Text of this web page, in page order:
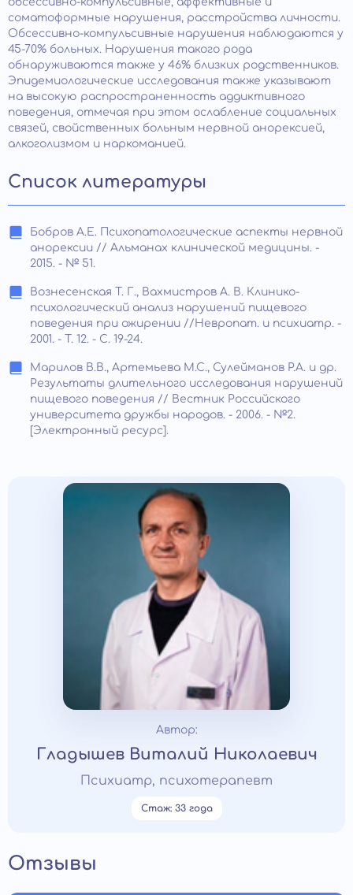
соматоформные нарушения, расстройства личности.
Обсессивно-компульсивные нарушения наблюдаются у
45-70% больных. Нарушения такого рода
обнаруживаются также у 46% близких родственников.
Эпидемиологические исследования также указывают
на высокую распространенность аддиктивного
поведения, отмечая при этом ослабление социальных
связей, свойственных больным нервной анорексией,
алкоголизмом и наркоманией.
Список литературы
Бобров А.Е. Психопатологические аспекты нервной
анорексии // Альманах клинической медицины. -
2015. - № 51.
Вознесенская Т. Г., Вахмистров А. В. Клинико-
психологический анализ нарушений пищевого
поведения при ожирении //Невропат. и психиатр. -
2001. - Т. 12. - С. 19-24.
Марилов В.В., Артемьева М.С., Сулейманов Р.А. и др.
Результаты длительного исследования нарушений
пищевого поведения // Вестник Российского
университета дружбы народов. - 2006. - №2.
[Электронный ресурс].
Автор:
Гладышев Виталий Николаевич
Психиатр, психотерапевт
Стаж: 33 года
Отзывы